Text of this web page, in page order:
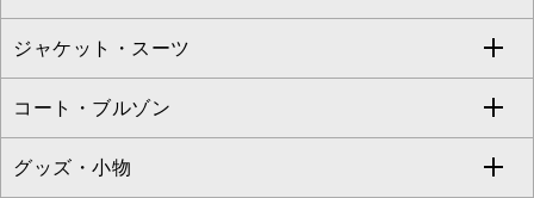
ニット・セーター
カーディガン
アンサンブルセット
ドレス
チュニック
ジャンパースカート
フルレングスパンツ
クロップド・半端丈パンツ
ガウチョ・ワイドパンツ
すべてのスカート
ロング・マキシ丈スカート
ひざ丈スカート
ジャケット・スーツ
すべてのジャケット・スーツ
テーラードジャケット
コート・ブルゾン
すべてのコート・ブルゾン
グッズ・小物